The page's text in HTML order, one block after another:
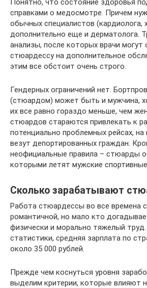
Понятно, что состояние здоровья
справками о медосмотре. Причем
обычных специалистов (кардиолога,
дополнительно еще и дерматолога.
анализы, после которых врачи могут
стюардессу на дополнительное
этим все обстоит очень строго.
Гендерных ограничений нет.
(стюардом) может быть и мужчина,
их все равно гораздо меньше, чем
стюардов стараются привлекать к
потенциально проблемных рейсах,
везут депортированных граждан.
неофициальные правила – стюарды
которыми летят мужские
Сколько зарабатывают
Работа стюардессы во все времена
романтичной, но мало кто
физически и морально тяжелый
статистики, средняя зарплата по
около 35 000 рублей.
Прежде чем коснуться уровня
выделим критерии, которые влияют